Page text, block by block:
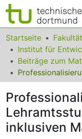
Bereiche &
Das gesamte
Statistiken
FAQ
Leitlinien
Zurück zur
Startseite
inklusiven